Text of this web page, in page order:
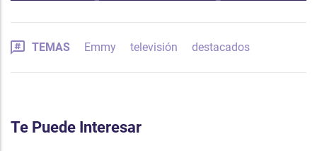
TEMAS Emmy televisión destacados
Te Puede Interesar